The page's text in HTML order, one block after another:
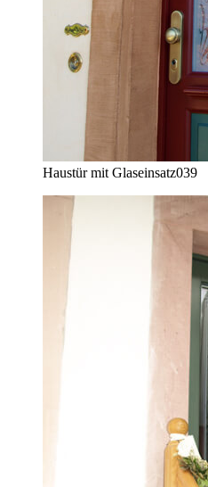
Haustür mit Glaseinsatz039